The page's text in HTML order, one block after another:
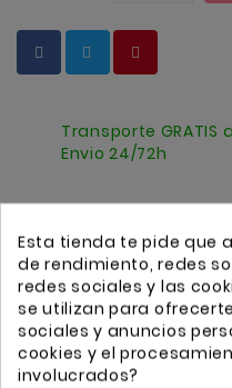
Transporte GRATIS
Envio 24/72h
Detalles
ReferenciaJ02646
Comprar2 Artículos
Esta tienda te pide que
de rendimiento, redes
redes sociales y las
se utilizan para
sociales y anuncios
cookies y el
involucrados?